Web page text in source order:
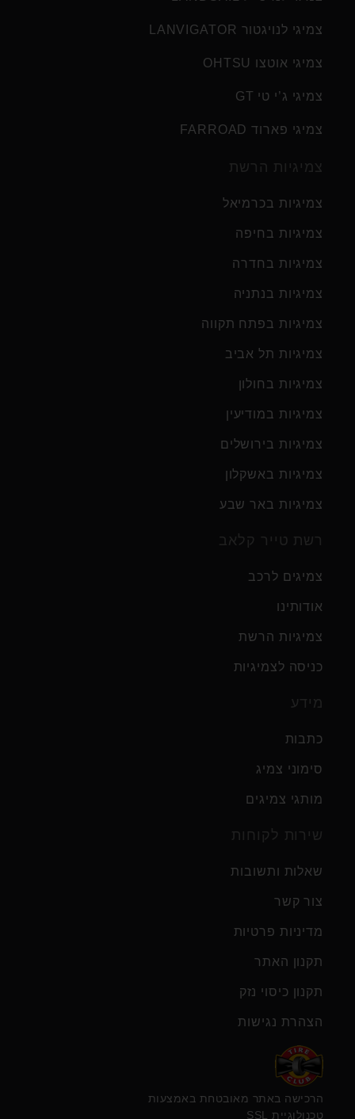
צמיגי לנויגטור LANVIGATOR
צמיגי אוטצו OHTSU
צמיגי ג’י טי GT
צמיגי פארוד FARROAD
צמיגיות הרשת
צמיגיות בכרמיאל
צמיגיות בחיפה
צמיגיות בחדרה
צמיגיות בנתניה
צמיגיות בפתח תקווה
צמיגיות תל אביב
צמיגיות בחולון
צמיגיות במודיעין
צמיגיות בירושלים
צמיגיות באשקלון
צמיגיות באר שבע
רשת טייר קלאב
צמיגים לרכב
אודותינו
צמיגיות הרשת
כניסה לצמיגיות
מידע
כתבות
סימוני צמיג
מותגי צמיגים
שירות לקוחות
שאלות ותשובות
צור קשר
מדיניות פרטיות
תקנון האתר
תקנון כיסוי נזק
הצהרת נגישות
הרכישה באתר מאובטחת באמצעות
טכנולוגיית SSL